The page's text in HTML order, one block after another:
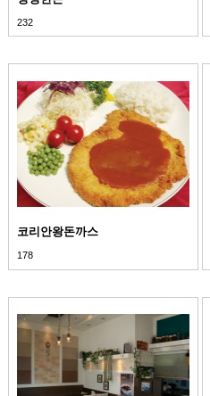
232
코리안왕돈까스
178